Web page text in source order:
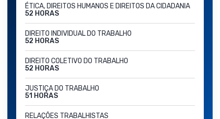
ÉTICA, DIREITOS HUMANOS E DIREITOS DA CIDADANIA
52 HORAS
DIREITO INDIVIDUAL DO TRABALHO
52 HORAS
DIREITO COLETIVO DO TRABALHO
52 HORAS
JUSTIÇA DO TRABALHO
51 HORAS
RELAÇÕES TRABALHISTAS